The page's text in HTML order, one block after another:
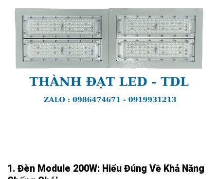
1. Đèn Module 200W: Hiểu Đúng Về Khả Năng